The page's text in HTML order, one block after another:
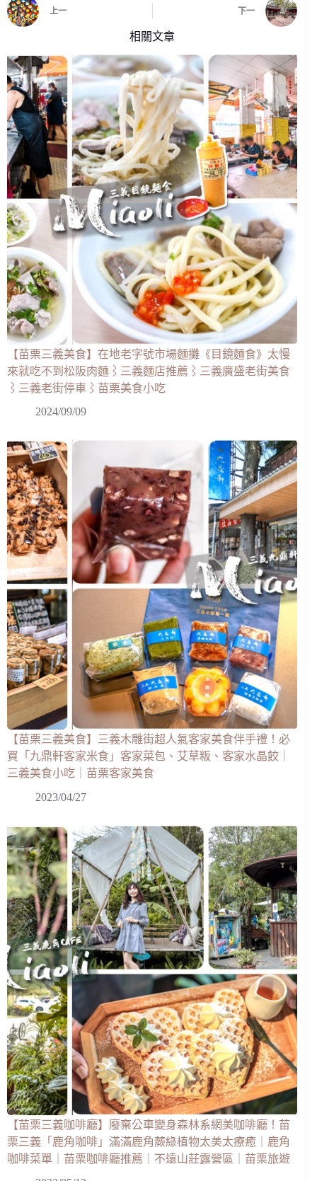
上一 下一
相關文章
【苗栗三義美食】在地老字號市場麵攤《目鏡麵食》太慢
來就吃不到松阪肉麵⌇三義麵店推薦⌇三義廣盛老街美食
⌇三義老街停車⌇苗栗美食小吃
2024/09/09
【苗栗三義美食】三義木雕街超人氣客家美食伴手禮！必
買「九鼎軒客家米食」客家菜包、艾草粄、客家水晶餃｜
三義美食小吃｜苗栗客家美食
2023/04/27
【苗栗三義咖啡廳】廢棄公車變身森林系網美咖啡廳！苗
栗三義「鹿角咖啡」滿滿鹿角蕨綠植物太美太療癒｜鹿角
咖啡菜單｜苗栗咖啡廳推薦｜不遠山莊露營區｜苗栗旅遊